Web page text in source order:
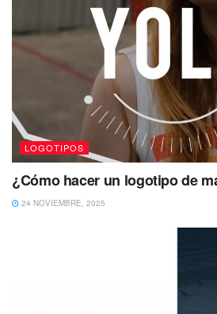
LOGOTIPOS
¿Cómo hacer un logotipo de
24 NOVIEMBRE, 2025